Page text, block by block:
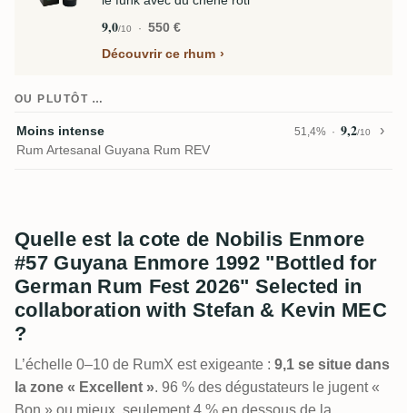
9,0/10
550 €
Découvrir ce rhum
OU PLUTÔT …
Moins intense 51,4% 9,2/10
Rum Artesanal Guyana Rum REV
Quelle est la cote de Nobilis Enmore
#57 Guyana Enmore 1992 "Bottled for
German Rum Fest 2026" Selected in
collaboration with Stefan & Kevin MEC
?
L’échelle 0–10 de RumX est exigeante : 9,1 se situe dans
la zone « Excellent ». 96 % des dégustateurs le jugent «
Bon » ou mieux, seulement 4 % en dessous de la